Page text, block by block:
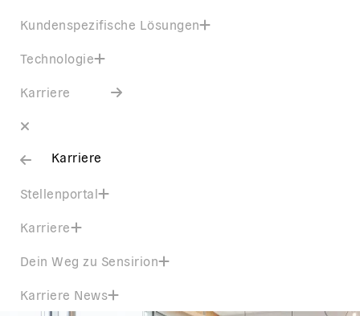
Kundenspezifische Lösungen
Technologie
Karriere
Karriere
Stellenportal
Karriere
Dein Weg zu Sensirion
Karriere News